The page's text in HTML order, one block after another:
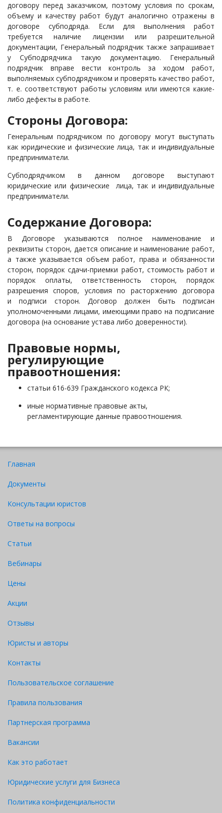
договору перед заказчиком, поэтому условия по срокам,
объему и качеству работ будут аналогично отражены в
договоре субподряда. Если для выполнения работ
требуется наличие лицензии или разрешительной
документации, Генеральный подрядчик также запрашивает
у Субподрядчика такую документацию. Генеральный
подрядчик вправе вести контроль за ходом работ,
выполняемых субподрядчиком и проверять качество работ,
т. е. соответствуют работы условиям или имеются какие-
либо дефекты в работе.
Стороны Договора:
Генеральным подрядчиком по договору могут выступать
как юридические и физические лица, так и индивидуальные
предприниматели.
Субподрядчиком в данном договоре выступают
юридические или физические лица, так и индивидуальные
предприниматели.
Содержание Договора:
В Договоре указываются полное наименование и
реквизиты сторон, дается описание и наименование работ,
а также указывается объем работ, права и обязанности
сторон, порядок сдачи-приемки работ, стоимость работ и
порядок оплаты, ответственность сторон, порядок
разрешения споров, условия по расторжению договора
и подписи сторон. Договор должен быть подписан
уполномоченными лицами, имеющими право на подписание
договора (на основание устава либо доверенности).
Правовые нормы,
регулирующие
правоотношения:
статьи 616-639 Гражданского кодекса РК;
иные нормативные правовые акты,
регламентирующие данные правоотношения.
Главная
Документы
Консультации юристов
Ответы на вопросы
Статьи
Вебинары
Цены
Акции
Отзывы
Юристы и авторы
Контакты
Пользовательское соглашение
Правила пользования
Партнерская программа
Вакансии
Как это работает
Юридические услуги для Бизнеса
Политика конфиденциальности